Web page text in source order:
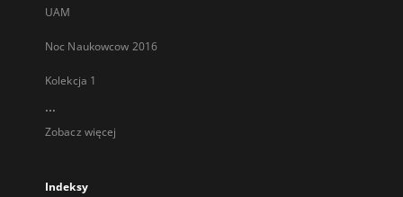
UAM
Noc Naukowcow 2016
Kolekcja 1
...
Zobacz więcej
Indeksy